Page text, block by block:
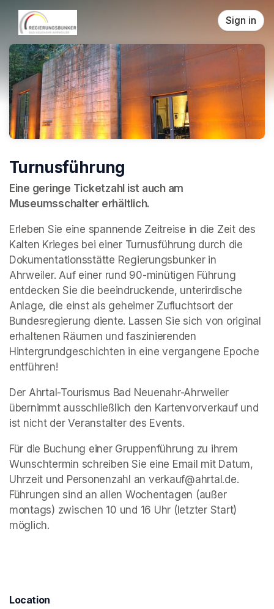
Skip header
Sign in
Turnusführung
Eine geringe Ticketzahl ist auch am
Museumsschalter erhältlich.
Erleben Sie eine spannende Zeitreise in die Zeit des
Kalten Krieges bei einer Turnusführung durch die
Dokumentationsstätte Regierungsbunker in
Ahrweiler. Auf einer rund 90-minütigen Führung
entdecken Sie die beeindruckende, unterirdische
Anlage, die einst als geheimer Zufluchtsort der
Bundesregierung diente. Lassen Sie sich von original
erhaltenen Räumen und faszinierenden
Hintergrundgeschichten in eine vergangene Epoche
entführen!
Der Ahrtal-Tourismus Bad Neuenahr-Ahrweiler
übernimmt ausschließlich den Kartenvorverkauf und
ist nicht der Veranstalter des Events.
Für die Buchung einer Gruppenführung zu ihrem
Wunschtermin schreiben Sie eine Email mit Datum,
Uhrzeit und Personenzahl an verkauf@ahrtal.de.
Führungen sind an allen Wochentagen (außer
montags) zwischen 10 und 16 Uhr (letzter Start)
möglich.
Location